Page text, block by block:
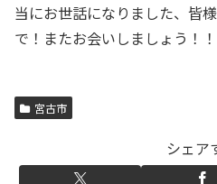
当にお世話になりました、皆
で！またお会いしましょう！！
宮古市
シェア